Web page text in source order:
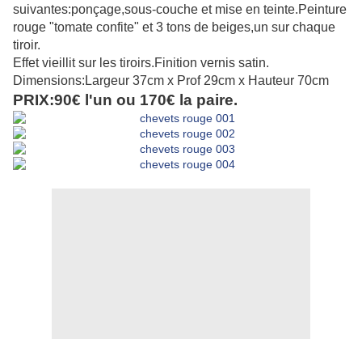
suivantes:ponçage,sous-couche et mise en teinte.Peinture
rouge "tomate confite" et 3 tons de beiges,un sur chaque
tiroir.
Effet vieillit sur les tiroirs.Finition vernis satin.
Dimensions:Largeur 37cm x Prof 29cm x Hauteur 70cm
PRIX:90€ l'un ou 170€ la paire.